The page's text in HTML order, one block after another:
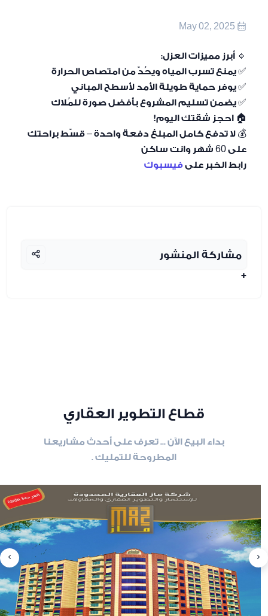
🔹 أبرز مميزات العزل:
✅ يمنع تسرب المياه ويحُدّ من امتصاص الحرارة
✅ يوفر حماية طويلة الأمد لأسطح المباني
✅ يضمن تسليم المشروع بأفضل صورة للمُلاك
🏠 احجز شقتك اليوم!
💰 لا تدفع كامل المبلغ دفعة واحدة – قسّط براحتك
على 60 شهر وانت ساكن
رابط الخبر علىفيسبوك
مشاركة المنشور
+
قطاع التطوير العقاري
بداء البيع الآن ... تعرف على أحدث مشاريعنا
المطروحة للتمليك .
slide8of 6